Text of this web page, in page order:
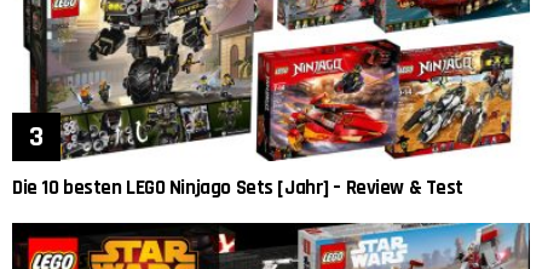
Die 10 besten LEGO Ninjago Sets [Jahr] – Review & Test